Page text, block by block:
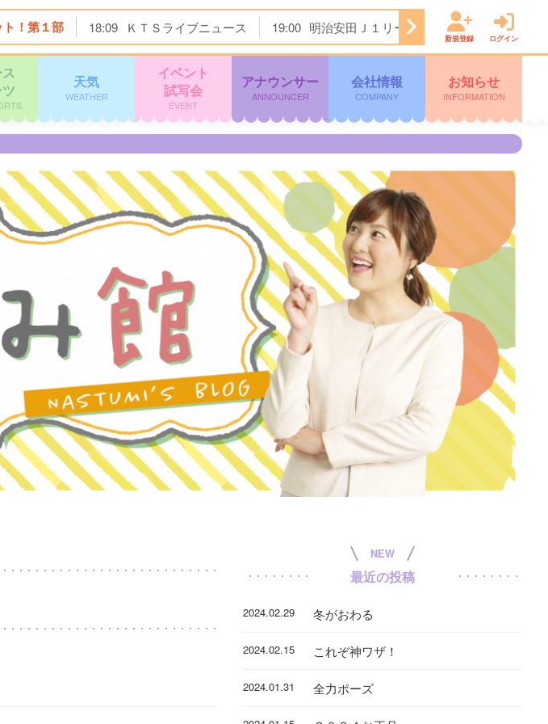
！第１部 18:09 ＫＴＳライブニュース 19:00 明治安田Ｊ１リーグ開幕戦 横浜Ｆ・マリ
新規登録 ログイン
天気
WEATHER
イベント
試写会
EVENT
アナウンサー
ANNOUNCER
会社情報
COMPANY
お知らせ
INFORMATION
NEW
最近の投稿
2024.02.29 冬がおわる
2024.02.15 これぞ神ワザ！
2024.01.31 全力ポーズ